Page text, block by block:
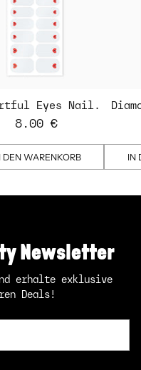
Eyes Nail
- transparent
8.00 €
DEN WARENKORB IN
Newsletter
erhalte exklusive
Deals!